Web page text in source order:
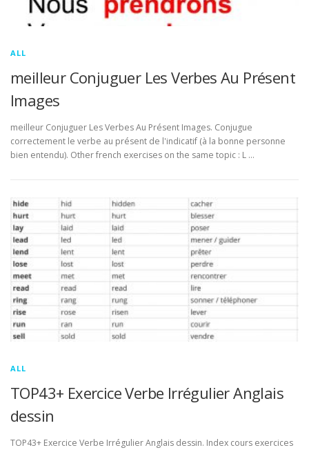
ALL
meilleur Conjuguer Les Verbes Au Présent
Images
meilleur Conjuguer Les Verbes Au Présent Images. Conjugue
correctement le verbe au présent de l'indicatif (à la bonne personne
bien entendu). Other french exercises on the same topic : L …
ALL
TOP43+ Exercice Verbe Irrégulier Anglais
dessin
TOP43+ Exercice Verbe Irrégulier Anglais dessin. Index cours exercices